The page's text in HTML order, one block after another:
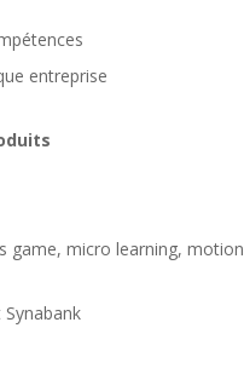
entreprise
game, micro learning, motion